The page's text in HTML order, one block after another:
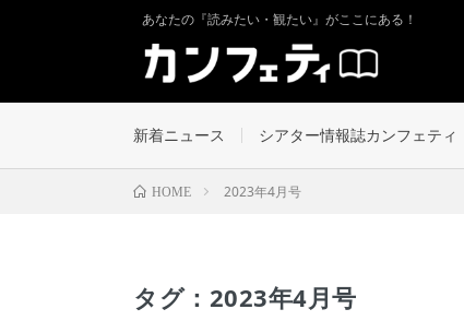
あなたの『読みたい・観たい』がここにある！
新着ニュース シアター情報誌カンフェティ
HOME 2023年4月号
タグ：2023年4月号